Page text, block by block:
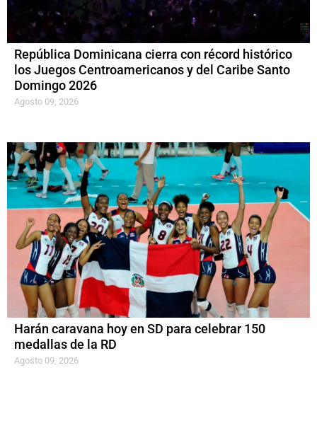
República Dominicana cierra con récord histórico
los Juegos Centroamericanos y del Caribe Santo
Domingo 2026
Agosto 09, 2026
Harán caravana hoy en SD para celebrar 150
medallas de la RD
Agosto 09, 2026